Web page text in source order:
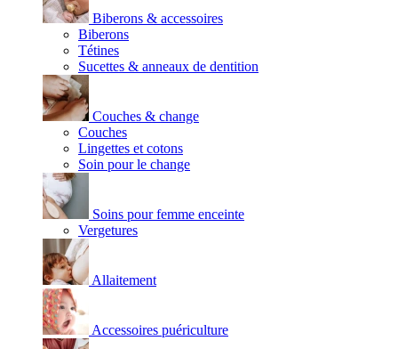
Biberons & accessoires
Biberons
Tétines
Sucettes & anneaux de dentition
Couches & change
Couches
Lingettes et cotons
Soin pour le change
Soins pour femme enceinte
Vergetures
Allaitement
Accessoires puériculture